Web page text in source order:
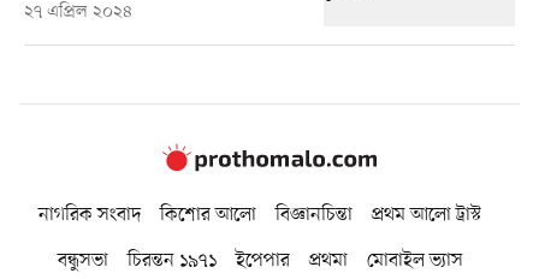
২৭ এপ্রিল ২০২৪
নাগরিক সংবাদ কিশোর আলো বিজ্ঞানচিন্তা
প্রথম আলো ট্রাস্ট
বন্ধুসভা
চিরন্তন ১৯৭১ ইপেপার প্রথমা মোবাইল ভ্যাস